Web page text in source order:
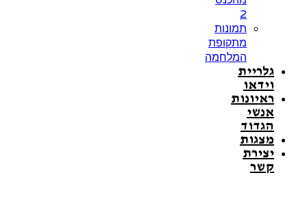
2
תמונות
מתקופת
המלחמה
גלריית
וידאו
ראיונות
אנשי
הגדוד
מצגות
יצירת
קשר